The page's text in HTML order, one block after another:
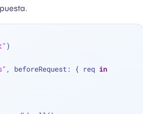
)
, beforeRequest: { req in